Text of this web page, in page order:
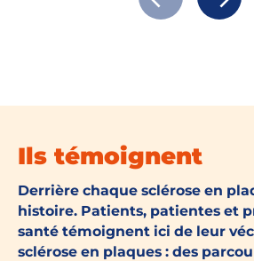
Actualité
Ils témoignent
Derrière chaque sclérose en
histoire. Patients, patientes et
santé témoignent ici de leur
sclérose en plaques : des